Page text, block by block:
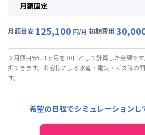
月額固定
月額目安 125,100 円/月 初期費用
月額賃料目安(30日利用)
賃料 : 102,000円/月 (3,400円/日)
光熱費他 :
初期費用
保証金 : 30,000円/回
※月額目安は1ヶ月を30日として計算した金額で
択できます。お客様による水道・電気・ガス等の
す。
希望の日程でシミュレーションし